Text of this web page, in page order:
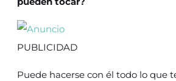
PUBLICIDAD
Puede hacerse con él todo lo que